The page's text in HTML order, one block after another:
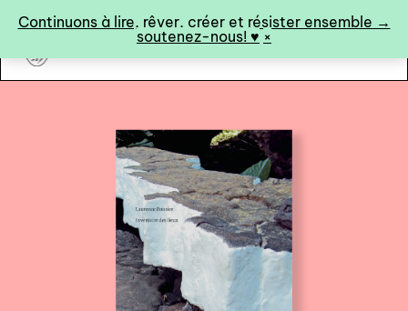
Continuons à lire, rêver, créer et résister ensemble →
soutenez-nous! ♥︎ ×
art&fiction
0
catalogue ↓
catalogue complet
à paraître